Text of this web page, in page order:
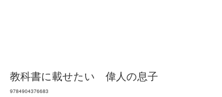
教科書に載せたい 偉人の息子
9784904376683